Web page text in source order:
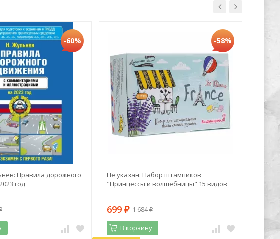
-60%
Правила дорожного
год
-58%
Не указан: Набор штампиков
"Принцессы и волшебницы" 15 видов
699 ₽ 1 684₽
В корзину
Хит